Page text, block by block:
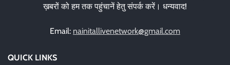
ख़बरों को हम तक पहुंचानें हेतु संपर्क करें। धन्यवाद!
Email: nainitallivenetwork@gmail.com
QUICK LINKS